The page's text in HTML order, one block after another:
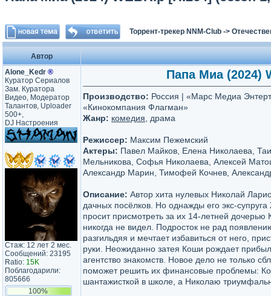
Торрент-трекер NNM-Club ->
Автор
Alone_Kedr ®
Куратор Сериалов
Зам. Куратора
Видео, Модератор
Талантов, Uploader
500+,
DJ Настроения
Стаж: 12 лет 2 мес.
Сообщений: 23195
Ratio: 15K
Поблагодарили:
805666
100%
Папа Миа (2024)
Производство: Россия | «Марс Медиа
«Кинокомпания Флагман»
Жанр: комедия , драма
Режиссер: Максим Пежемский
Актеры: Павел Майков, Елена Николаева,
Мельникова, Софья Николаева, Алексей
Александр Марин, Тимофей Кочнев,
Описание: Автор хита нулевых Николай
дачных посёлков. Но однажды его экс-
просит присмотреть за их 14-летней дочерью
никогда не видел. Подросток не рад
разгильдяя и мечтает избавиться от него,
руки. Неожиданно затея Коши рождает
агентство знакомств. Новое дело не только
поможет решить их финансовые проблемы:
шантажисткой в школе, а Николаю